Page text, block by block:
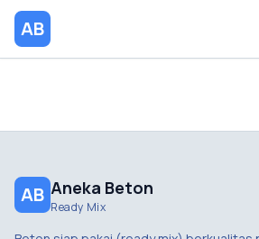
AB
AB Aneka Beton
Ready Mix